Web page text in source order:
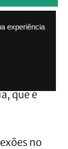
experiência
Açores e
EDA
regiões
que é
no